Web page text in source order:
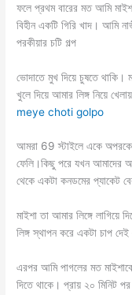
ফলে প্রথম বারের মত আমি
বিহীন একটি গিরি খাদ। আমি
পরকীয়ার চটি গল্প
ভোদাতে মুখ দিয়ে চুষতে থাকি।
খুলে দিয়ে আমার লিঙ্গ নিয়ে
meye choti golpo
আমরা 69 স্টাইলে একে অপরকে
ফেলি।কিছু পরে যখন আমাদের
থেকে একটা কনডমের প্যাকেট
মাইশা তা আমার লিঙ্গে লাগিয়ে
লিঙ্গ স্থাপন করে একটা চাপ
এরপর আমি পাগলের মত
দিতে থাকে। প্রায় ২০ মিনিট